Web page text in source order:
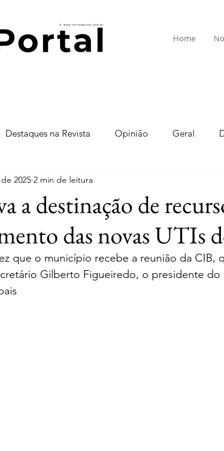
Home
Destaques na Revista Opinião Geral
a destinação de
das novas UTIs
2025 2 min de leitura
que o município recebe a reunião da CIB,
Gilberto Figueiredo, o presidente do